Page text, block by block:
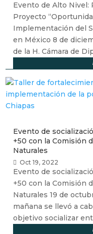
Evento de Alto Nivel:
Proyecto
Implementación del
en México 8 de
de la H. Cámara de
Evento de
+50 con la Comisión
Naturales
Oct 19, 2022
Evento de
+50 con la Comisión
Naturales 19 de
mañana se llevó a
objetivo socializar